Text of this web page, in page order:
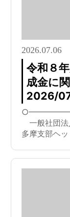
2026.07.06
令和８
成金に
2026/
一般社団
多摩支部ヘ